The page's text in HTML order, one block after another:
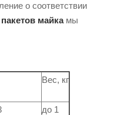
о соответствии
пакетов майкамы
Вес, кг
до 1